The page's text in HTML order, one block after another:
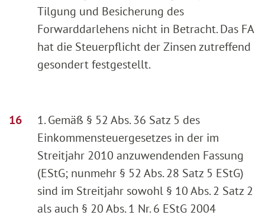
Tilgung und Besicherung des
Forwarddarlehens nicht in Betracht. Das FA
hat die Steuerpflicht der Zinsen zutreffend
gesondert festgestellt.
1. Gemäß § 52 Abs. 36 Satz 5 des
Einkommensteuergesetzes in der im
Streitjahr 2010 anzuwendenden Fassung
(EStG; nunmehr § 52 Abs. 28 Satz 5 EStG)
sind im Streitjahr sowohl § 10 Abs. 2 Satz 2
als auch § 20 Abs. 1 Nr. 6 EStG 2004